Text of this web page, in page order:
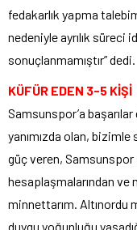
fedakarlık yapma
nedeniyle ayrılık
sonuçlanmamıştır” dedi.
KÜFÜR EDEN 3-5 KİŞİ
Samsunspor’a
yanımızda olan,
güç veren,
hesaplaşmalarından
minnettarım. Altınordu
duygu yoğunluğu